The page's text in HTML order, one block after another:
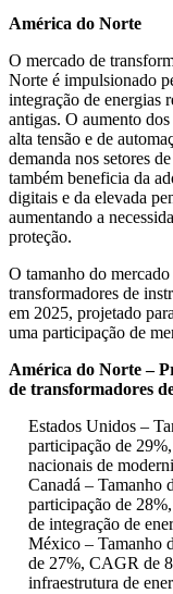
América do Norte
O mercado de
Norte é impulsionado
integração de energias
antigas. O aumento
alta tensão e de
demanda nos setores
também beneficia da
digitais e da elevada
aumentando a
proteção.
O tamanho do
transformadores de
em 2025, projetado
uma participação de
América do Norte –
de transformadores
Estados Unidos –
participação de
nacionais de
Canadá – Tamanho
participação de
de integração de
México – Tamanho
de 27%, CAGR de
infraestrutura de